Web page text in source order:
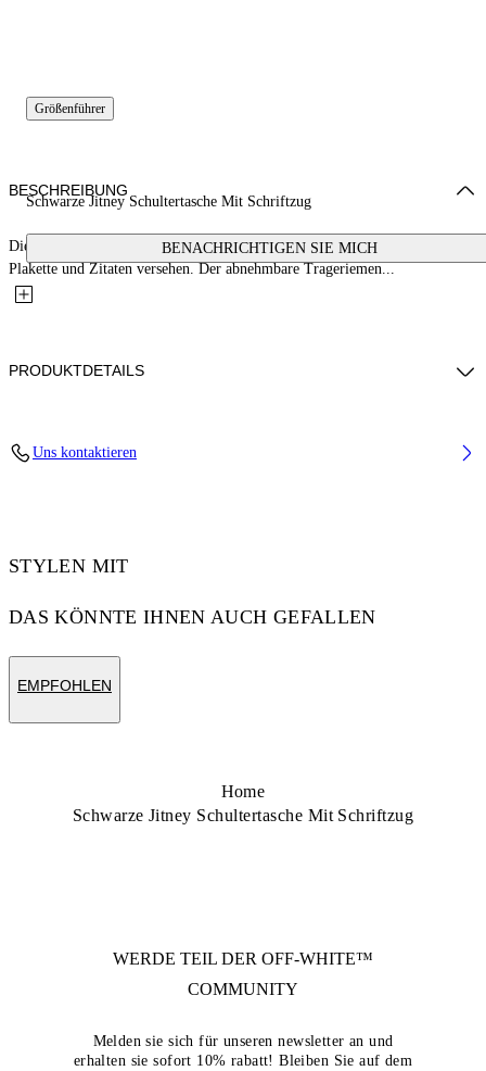
Größenführer
Schwarze Jitney Schultertasche Mit Schriftzug
BENACHRICHTIGEN SIE MICH
BESCHREIBUNG
Diese abgerundete Schultertasche aus 100 % Leder ist mit einer Pfeil-
Plakette und Zitaten versehen. Der abnehmbare Trageriemen...
PRODUKTDETAILS
Uns kontaktieren
STYLEN MIT
DAS KÖNNTE IHNEN AUCH GEFALLEN
EMPFOHLEN
Home
Schwarze Jitney Schultertasche Mit Schriftzug
WERDE TEIL DER OFF-WHITE™
COMMUNITY
Melden sie sich für unseren newsletter an und
erhalten sie sofort 10% rabatt! Bleiben Sie auf dem